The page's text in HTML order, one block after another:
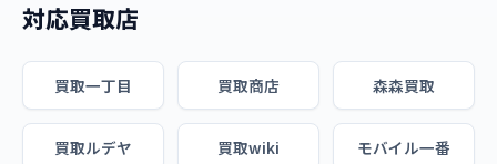
対応買取店
買取一丁目 買取商店 森森買取
買取ルデヤ 買取wiki モバイル一番